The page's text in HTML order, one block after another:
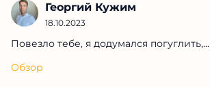
Георгий Кужим
18.10.2023
Повезло тебе, я додумался погуглить,...
Обзор